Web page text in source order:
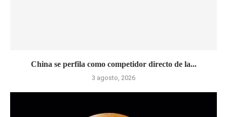
China se perfila como competidor directo de la...
3 agosto, 2026